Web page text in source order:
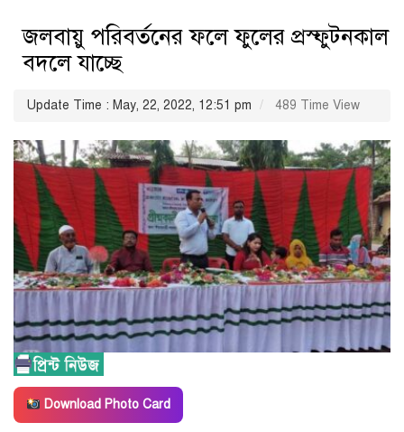
জলবায়ু পরিবর্তনের ফলে ফুলের প্রস্ফুটনকাল
বদলে যাচ্ছে
Update Time : May, 22, 2022, 12:51 pm 489 Time View
Download Photo Card